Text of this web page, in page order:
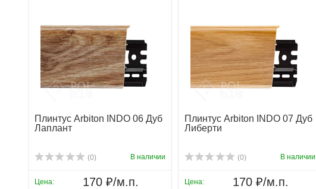
Плинтус Arbiton INDO 06 Дуб
Лаплант
(0) В наличии
Цена: 170 ₽/м.п.
Плинтус Arbiton INDO 07 Дуб
Либерти
(0) В наличии
Цена: 170 ₽/м.п.